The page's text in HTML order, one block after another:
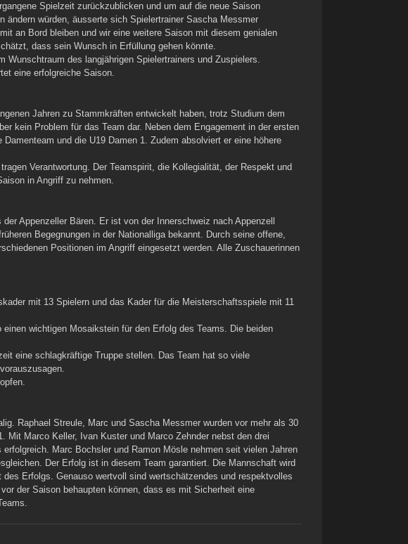
Spielzeit zurückzublicken und um auf die neue Saison
würden, äusserte sich Spielertrainer Sascha Messmer
an Bord bleiben und wir eine weitere Saison mit diesem genialen
dass sein Wunsch in Erfüllung gehen könnte.
Wunschtraum des langjährigen Spielertrainers und Zuspielers.
eine erfolgreiche Saison.
Jahren zu Stammkräften entwickelt haben, trotz Studium dem
kein Problem für das Team dar. Neben dem Engagement in der ersten
und die U19 Damen 1. Zudem absolviert er eine höhere
Verantwortung. Der Teamspirit, die Kollegialität, der Respekt und
in Angriff zu nehmen.
Appenzeller Bären. Er ist von der Innerschweiz nach Appenzell
Begegnungen in der Nationalliga bekannt. Durch seine offene,
Positionen im Angriff eingesetzt werden. Alle Zuschauerinnen
mit 13 Spielern und das Kader für die Meisterschaftsspiele mit 11
wichtigen Mosaikstein für den Erfolg des Teams. Die beiden
eine schlagkräftige Truppe stellen. Das Team hat so viele
Raphael Streule, Marc und Sascha Messmer wurden vor mehr als 30
Mit Marco Keller, Ivan Kuster und Marco Zehnder nebst den drei
Marc Bochsler und Ramon Mösle nehmen seit vielen Jahren
Der Erfolg ist in diesem Team garantiert. Die Mannschaft wird
Erfolgs. Genauso wertvoll sind wertschätzendes und respektvolles
der Saison behaupten können, dass es mit Sicherheit eine